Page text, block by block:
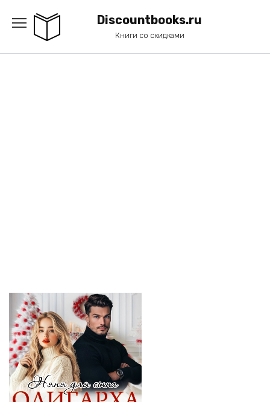
содержанию
Discountbooks.ru
Книги со скидками